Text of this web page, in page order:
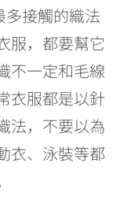
接觸的織法
服，都要幫它
不一定和毛線
衣服都是以針
法，不要以為
衣、泳裝等都